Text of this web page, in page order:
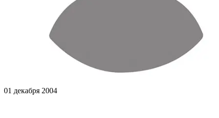
01 декабря 2004